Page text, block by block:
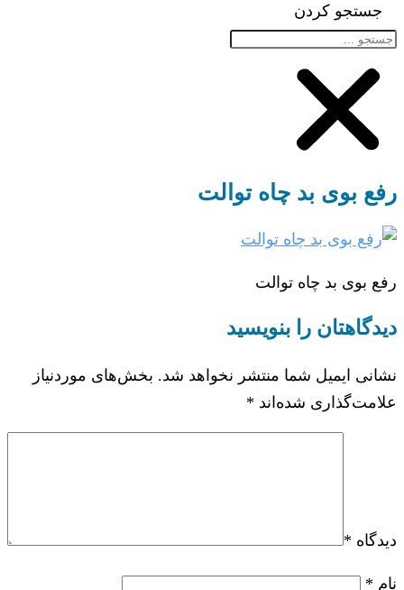
جستجو کردن
رفع بوی بد چاه توالت
رفع بوی بد چاه توالت
دیدگاهتان را بنویسید
نشانی ایمیل شما منتشر نخواهد شد. بخش‌های موردنیاز
علامت‌گذاری شده‌اند *
دیدگاه *
نام *